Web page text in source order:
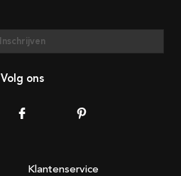
Inschrijven
Volg ons
Klantenservice